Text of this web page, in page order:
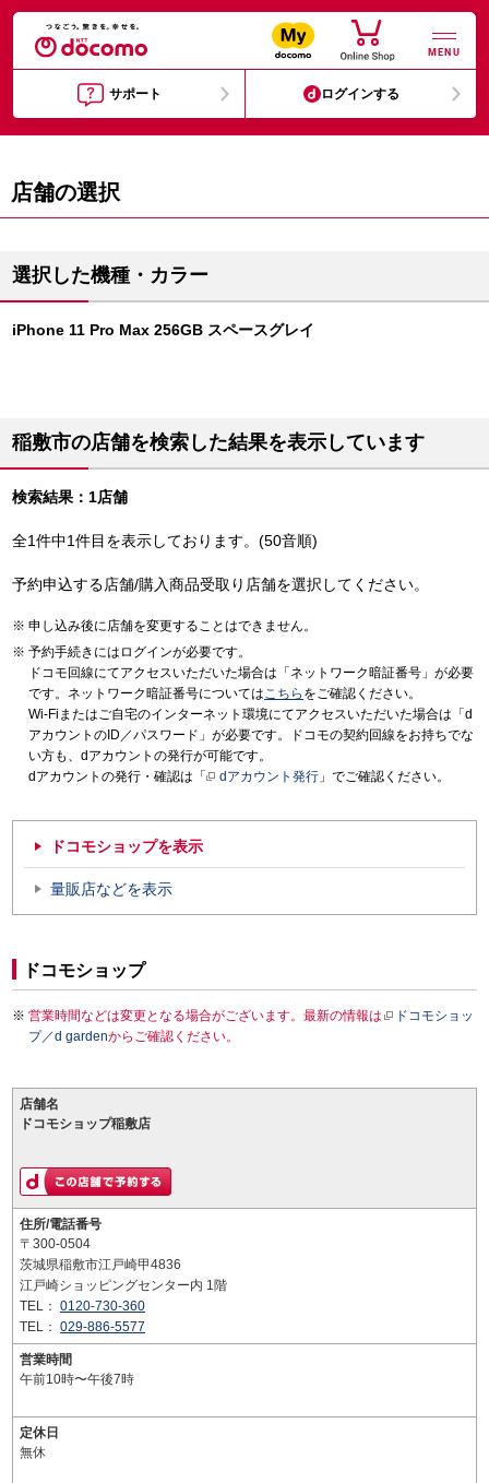
MENU
サポート ログインする
店舗の選択
選択した機種・カラー
iPhone 11 Pro Max 256GB スペースグレイ
稲敷市の店舗を検索した結果を表示しています
検索結果：1店舗
全1件中1件目を表示しております。(50音順)
予約申込する店舗/購入商品受取り店舗を選択してください。
申し込み後に店舗を変更することはできません。
予約手続きにはログインが必要です。
ドコモ回線にてアクセスいただいた場合は「ネットワーク暗証番号」が必要
です。ネットワーク暗証番号についてはこちら をご確認ください。
Wi-Fiまたはご自宅のインターネット環境にてアクセスいただいた場合は「d
アカウントのID／パスワード」が必要です。ドコモの契約回線をお持ちでな
い方も、dアカウントの発行が可能です。
dアカウントの発行・確認は「
dアカウント発行 」でご確認ください。
ドコモショップを表示
量販店などを表示
ドコモショップ
営業時間などは変更となる場合がございます。最新の情報は
ドコモショッ
プ／d gardenからご確認ください。
店舗名
ドコモショップ稲敷店
住所/電話番号
〒300-0504
茨城県稲敷市江戸崎甲4836
江戸崎ショッピングセンター内 1階
TEL： 0120-730-360
TEL： 029-886-5577
営業時間
午前10時〜午後7時
定休日
無休